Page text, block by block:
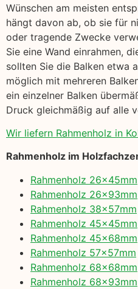
Wünschen am meisten
hängt davon ab, ob sie für
oder tragende Zwecke
Sie eine Wand einrahmen,
sollten Sie die Balken etwa
möglich mit mehreren
ein einzelner Balken
Druck gleichmäßig auf alle
Wir liefern Rahmenholz in
Rahmenholz im
Rahmenholz 26x45mm
Rahmenholz 26x93mm
Rahmenholz 38x57mm
Rahmenholz 45x45mm
Rahmenholz 45x68mm
Rahmenholz 57x57mm
Rahmenholz 68x68mm
Rahmenholz 68x93mm